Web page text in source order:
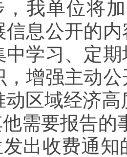
，我单位将
信息公开的
中学习、定
，增强主动
动区域经济
需要报告的
出收费通